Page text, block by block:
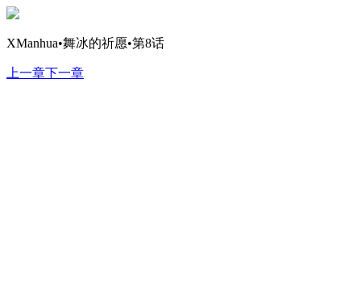
XManhua•舞冰的祈愿•第8话
上一章下一章